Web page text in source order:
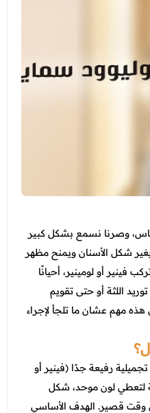
النسائي
وصرنا نسمع بشكل كبير
شكل الأسنان ويمنح مظهر
فينير أو لومينير، أحيانًا
اللثة أو حتى تقويم
هذه مهم عشان ما تلجأ لإجراء
رفيعة جدًا (فينير أو
لتعطي لون موحد، شكل
قصير. الهدف الأساسي